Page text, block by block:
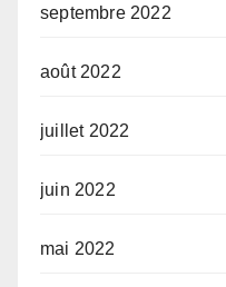
septembre 2022
août 2022
juillet 2022
juin 2022
mai 2022